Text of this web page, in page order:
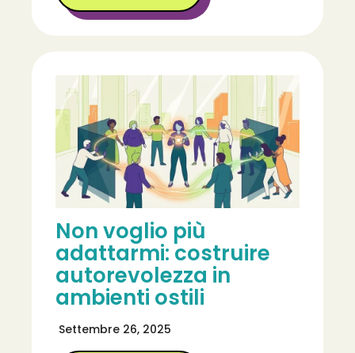
Non voglio più
adattarmi: costruire
autorevolezza in
ambienti ostili
Settembre 26, 2025